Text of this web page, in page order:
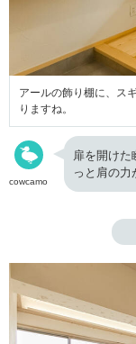
アールの飾り棚に、ス
りますね。
cowcamo
扉を開け
っと肩の力